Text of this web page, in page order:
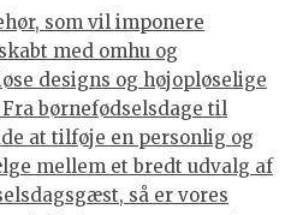
som vil imponere
med omhu og
designs og højopløselige
børnefødselsdage til
at tilføje en personlig og
mellem et bredt udvalg af
så er vores